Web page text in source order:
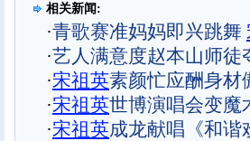
相关新闻:
·青歌赛准妈妈即兴跳舞
·艺人满意度赵本山师徒
·宋祖英素颜忙应酬身材
·宋祖英世博演唱会变魔
·宋祖英成龙献唱《和谐